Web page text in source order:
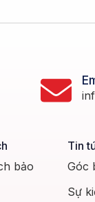
bảo
Tin
Góc
Sự